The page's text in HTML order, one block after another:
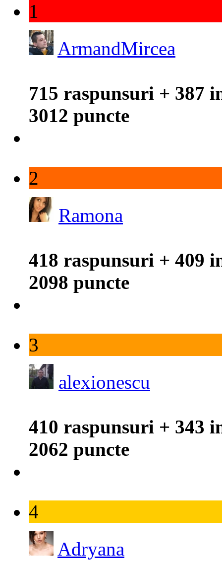
1
ArmandMircea
715 raspunsuri + 387
3012 puncte
2
Ramona
418 raspunsuri + 409
2098 puncte
3
alexionescu
410 raspunsuri + 343
2062 puncte
4
Adryana